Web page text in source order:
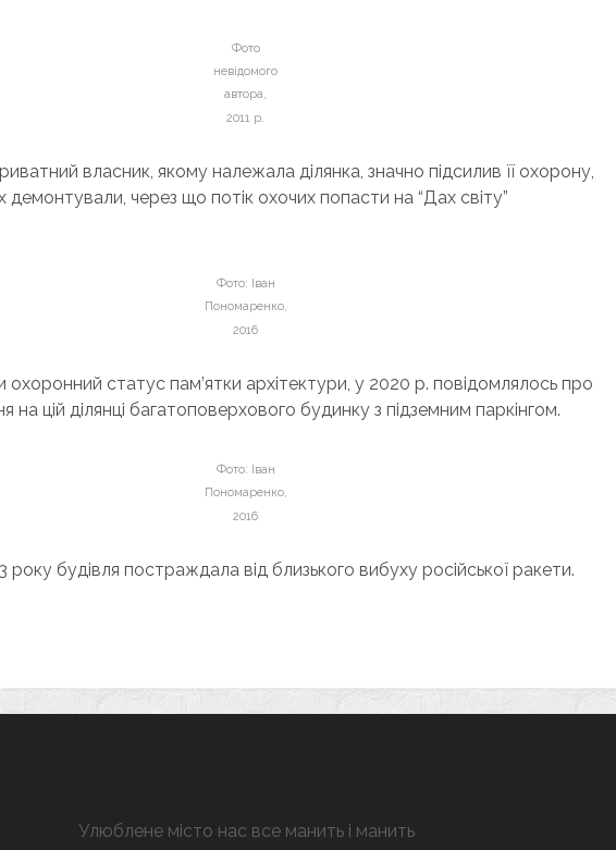
Фото
невідомого
автора,
2011 р.
власник, якому належала ділянка, значно підсилив її охорону,
демонтували, через що потік охочих попасти на “Дах світу”
Фото: Іван
Пономаренко,
2016
охоронний статус пам’ятки архітектури, у 2020 р. повідомлялось про
на цій ділянці багатоповерхового будинку з підземним паркінгом.
Фото: Іван
Пономаренко,
2016
будівля постраждала від близького вибуху російської ракети.
Улюблене місто нас все манить і манить